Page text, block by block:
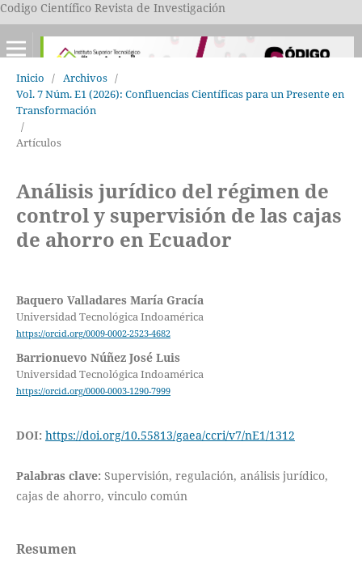
Codigo Científico Revista de Investigación
Inicio / Archivos /
Vol. 7 Núm. E1 (2026): Confluencias Científicas para un Presente en
Transformación
/
Artículos
Análisis jurídico del régimen de
control y supervisión de las cajas
de ahorro en Ecuador
Baquero Valladares María Gracía
Universidad Tecnológica Indoamérica
https://orcid.org/0009-0002-2523-4682
Barrionuevo Núñez José Luis
Universidad Tecnológica Indoamérica
https://orcid.org/0000-0003-1290-7999
DOI: https://doi.org/10.55813/gaea/ccri/v7/nE1/1312
Palabras clave: Supervisión, regulación, análisis jurídico,
cajas de ahorro, vinculo común
Resumen